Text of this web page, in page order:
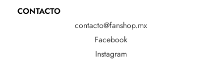
CONTACTO
contacto@fanshop.mx
Facebook
Instagram